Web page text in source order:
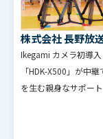
株式会社 長野放
Ikegami カメラ初導
「HDK-X500」が中
を⽣む親⾝なサポート